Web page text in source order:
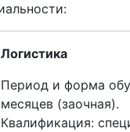
Логистика
Период и форма
месяцев (заочная).
Квалификация: